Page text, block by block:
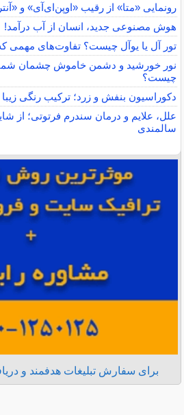
رونمایی «متا» از رقیب «اوپن‌ای‌آی» و
هوش مصنوعی جدید، انسان از آب درآمد!
تور آل یا یوآل چیست؟ تفاوت‌های مهمی که
نور خورشید و دشمن خاموش چشمان
چیست؟
دکوراسیون بنفش و زرد؛ ترکیب رنگی زیبا
علل، علایم و درمان سندرم فرتوتی؛ از
سالمندی
برای سفارش تبلیغات هدفمند و